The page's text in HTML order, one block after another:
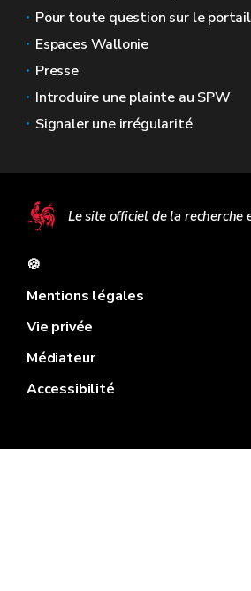
Pour toute question sur le portail
Espaces Wallonie
Presse
Introduire une plainte au SPW
Signaler une irrégularité
Le site officiel de la recherche
🍪
Mentions légales
Vie privée
Médiateur
Accessibilité